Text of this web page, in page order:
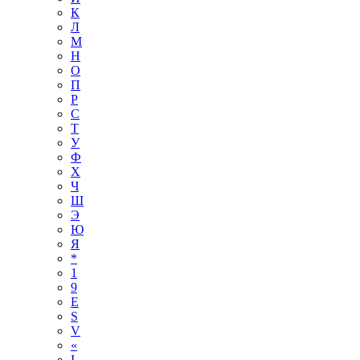
К
Л
М
Н
О
П
Р
С
Т
У
Ф
Х
Ч
Ш
Э
Ю
Я
*
1
9
E
S
V
«